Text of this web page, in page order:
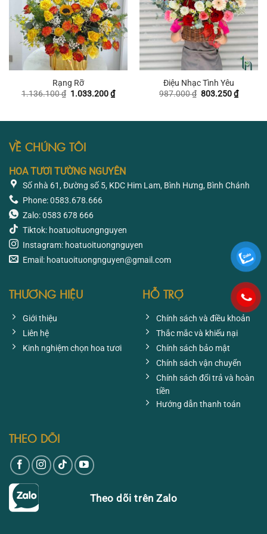
Rạng Rỡ
1.136.100₫ Giá
1.033.200₫Giá
hiện
1.033.200 ₫.
Điệu Nhạc Tình Yêu
987.000₫ Giá
803.250₫Giá
hiện
VỀ CHÚNG TÔI
HOA TƯƠI TƯỜNG NGUYÊN
Số nhà 61, Đường số 5, KDC Him Lam, Bình Hưng, Bình Chánh
Phone: 0583.678.666
Zalo: 0583 678 666
Tiktok: hoatuoituongnguyen
Instagram: hoatuoituongnguyen
Email: hoatuoituongnguyen@gmail.com
THƯƠNG HIỆU
Giới thiệu
Liên hệ
Kinh nghiệm chọn hoa tươi
HỖ TRỢ
Chính sách và điều khoản
Thắc mắc và khiếu nại
Chính sách bảo mật
Chính sách vận chuyển
Chính sách đổi trả và hoàn
tiền
Hướng dẫn thanh toán
THEO DÕI
Theo dõi trên Zalo